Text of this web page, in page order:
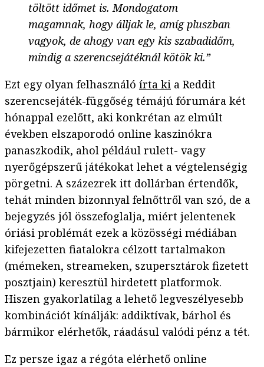
töltött időmet is. Mondogatom
magamnak, hogy álljak le, amíg pluszban
vagyok, de ahogy van egy kis szabadidőm,
mindig a szerencsejátéknál kötök ki.”
Ezt egy olyan felhasználó írta ki a Reddit
szerencsejáték-függőség témájú fórumára két
hónappal ezelőtt, aki konkrétan az elmúlt
években elszaporodó online kaszinókra
panaszkodik, ahol például rulett- vagy
nyerőgépszerű játékokat lehet a végtelenségig
pörgetni. A százezrek itt dollárban értendők,
tehát minden bizonnyal felnőttről van szó, de a
bejegyzés jól összefoglalja, miért jelentenek
óriási problémát ezek a közösségi médiában
kifejezetten fiatalokra célzott tartalmakon
(mémeken, streameken, szupersztárok fizetett
posztjain) keresztül hirdetett platformok.
Hiszen gyakorlatilag a lehető legveszélyesebb
kombinációt kínálják: addiktívak, bárhol és
bármikor elérhetők, ráadásul valódi pénz a tét.
Ez persze igaz a régóta elérhető online